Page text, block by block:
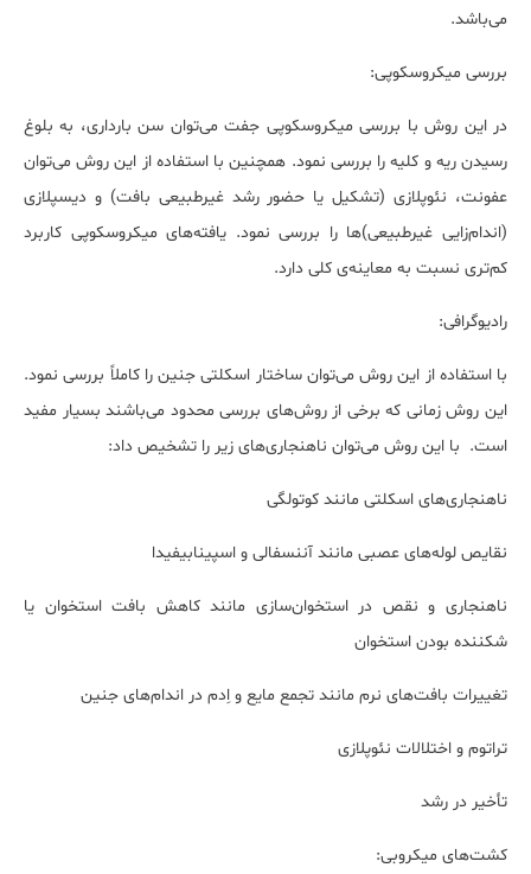
می‌باشد.
بررسی میکروسکوپی:
در این روش با بررسی میکروسکوپی جفت می‌توان سن بارداری، به بلوغ
رسیدن ریه و کلیه را بررسی نمود. همچنین با استفاده از این روش می‌توان
عفونت، نئوپلازی (تشکیل یا حضور رشد غیرطبیعی بافت) و دیسپلازی
(اندام‌زایی غیرطبیعی)ها را بررسی نمود. یافته‌های میکروسکوپی کاربرد
کم‌تری نسبت به معاینه‌ی کلی دارد.
رادیوگرافی:
با استفاده از این روش می‌توان ساختار اسکلتی جنین را کاملاً بررسی نمود.
این روش زمانی که برخی از روش‌های بررسی محدود می‌باشند بسیار مفید
است. با این روش می‌توان ناهنجاری‌های زیر را تشخیص داد:
ناهنجاری‌های اسکلتی مانند کوتولگی
نقایص لوله‌های عصبی مانند آننسفالی و اسپینابیفیدا
ناهنجاری و نقص در استخوان‌سازی مانند کاهش بافت استخوان یا
شکننده بودن استخوان
تغییرات بافت‌های نرم مانند تجمع مایع و اِدم در اندام‌های جنین
تراتوم و اختلالات نئوپلازی
تأخیر در رشد
کشت‌های میکروبی: